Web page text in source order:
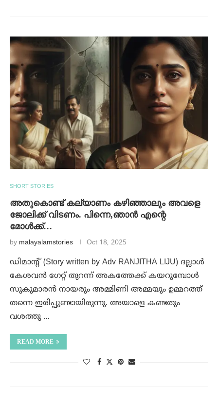
SHORT STORIES
അതുകൊണ്ട് കല്യാണം കഴിഞ്ഞാലും അവളെ
ജോലിക്ക് വിടണം. പിന്നെ,ഞാൻ എന്റെ
മോൾക്ക്‌…
by malayalamstories Oct 18, 2025
ഡിമാന്റ് (Story written by Adv RANJITHA LIJU) ദല്ലാൾ
കേശവൻ ഗേറ്റ് തുറന്ന് അകത്തേക്ക്‌ കയറുമ്പോൾ
സുകുമാരൻ നായരും അമ്മിണി അമ്മയും ഉമ്മറത്ത്
തന്നെ ഇരിപ്പുണ്ടായിരുന്നു. അയാളെ കണ്ടതും
വശത്തു …
READ MORE